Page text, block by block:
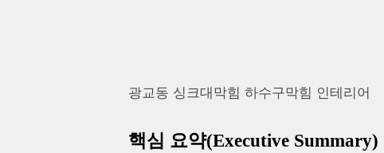
광교동 싱크대막힘 하수구막힘 인테리어
핵심 요약(Executive Summary)